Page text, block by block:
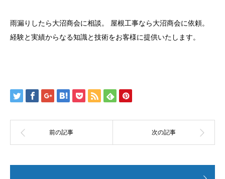
雨漏りしたら大沼商会に相談。 屋根工事なら大沼商会に依頼。
経験と実績からなる知識と技術をお客様に提供いたします。